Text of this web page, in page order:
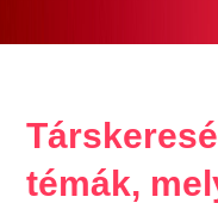
témák,